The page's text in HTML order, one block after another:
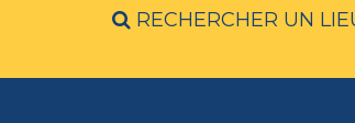
RECHERCHER UN